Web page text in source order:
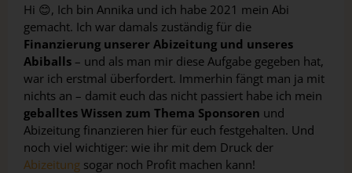
Hi 😊, Ich bin Annika und ich habe 2021 mein Abi
gemacht. Ich war damals zuständig für die
Finanzierung unserer Abizeitung und unseres
Abiballs – und als man mir diese Aufgabe gegeben hat,
war ich erstmal überfordert. Immerhin fängt man ja mit
nichts an – damit euch das nicht passiert habe ich mein
geballtes Wissen zum Thema Sponsoren und
Abizeitung finanzieren hier für euch festgehalten. Und
noch viel wichtiger: wie ihr mit dem Druck der
Abizeitung sogar noch Profit machen kann!